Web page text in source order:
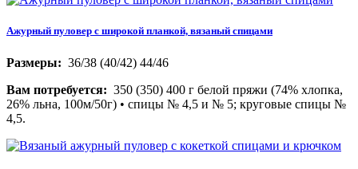
Ажурный пуловер с широкой планкой, вязаный спицами
Размеры: 36/38 (40/42) 44/46
Вам потребуется: 350 (350) 400 г белой пряжи (74% хлопка,
26% льна, 100м/50г) • спицы № 4,5 и № 5; круговые спицы №
4,5.